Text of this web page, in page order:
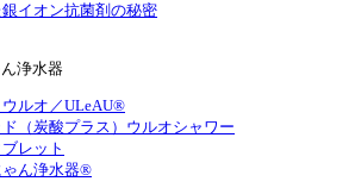
イオン抗菌剤の秘密
浄水器
ルオ／ULeAU®
（炭酸プラス）ウルオシャワー
レット
ん浄水器®